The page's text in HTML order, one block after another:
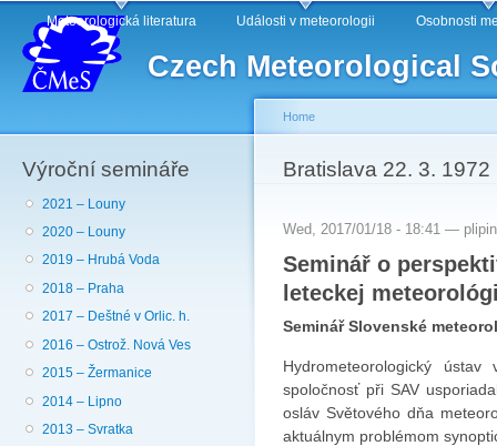
Czech Meteorological
Main menu
Meteorologická literatura Události v meteorologii Osobnosti
Výroční semináře
2021 – Louny
2020 – Louny
2019 – Hrubá Voda
2018 – Praha
2017 – Deštné v Orlic. h.
2016 – Ostrož. Nová Ves
2015 – Žermanice
2014 – Lipno
2013 – Svratka
You are here
Home
Bratislava 22. 3. 1972
Wed, 2017/01/18 - 18:41 —
Seminář o
leteckej
Seminář Slovenské
Hydrometeorologický
spoločnosť při SAV
osláv Světového dňa
aktuálnym problémom